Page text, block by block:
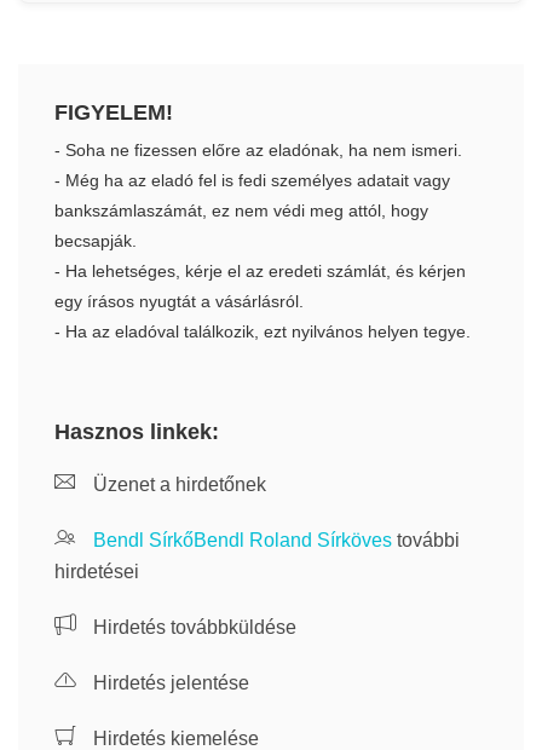
FIGYELEM!
- Soha ne fizessen előre az eladónak, ha nem ismeri.
- Még ha az eladó fel is fedi személyes adatait vagy
bankszámlaszámát, ez nem védi meg attól, hogy
becsapják.
- Ha lehetséges, kérje el az eredeti számlát, és kérjen
egy írásos nyugtát a vásárlásról.
- Ha az eladóval találkozik, ezt nyilvános helyen tegye.
Hasznos linkek:
Üzenet a hirdetőnek
Bendl SírkőBendl Roland Sírköves további
hirdetései
Hirdetés továbbküldése
Hirdetés jelentése
Hirdetés kiemelése